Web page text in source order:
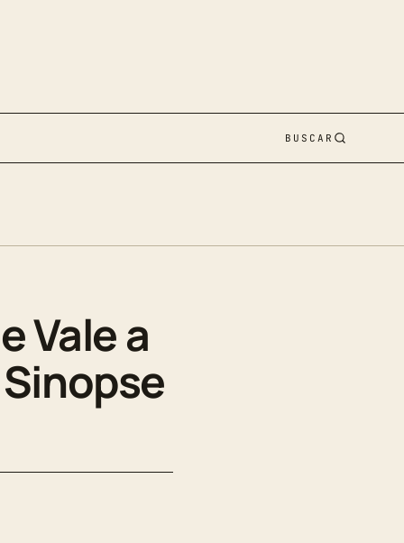
BUSCAR
Vale a